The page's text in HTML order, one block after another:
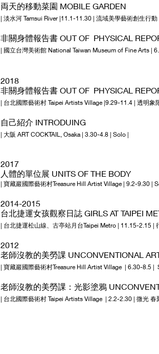
両天的移動菜園 MOBILE GARDEN
| 淡水河 Tamsui River |11.1-11.30 | 流域美學藝術創生行
非關身體報告書 OUT OF PHYSICAL
| 國立台灣美術館 National Taiwan Museum of Fine Arts
2018
非關身體報告書 OUT OF PHYSICAL
| 台北國際藝術村 Taipei Artists Village |9.29-11.4 | 透明象
自己紹介 INTRODUING
| 大阪 ART COCKTAIL, Osaka | 3.30-4.8 | Solo |
2017
人體的單位展 UNITS OF THE BODY
| 寶藏巖國際藝術村Treasure Hill Artist Village | 9.2-9.30 |
2014-2015
台北捷運女孩觀察日誌 GIRLS AT TAIPEI
| 台北捷運松山線、古亭站月台Taipei Metro | 11.15-2.15 |
2012
老師沒教的美勞課 UNCONVENTIONAL
| 寶藏巖國際藝術村Treasure Hill Artist Village | 6.30-8.5 |
老師沒教的美勞課：光影塗鴉
| 台北國際藝術村 Taipei Artists Village | 2.2-2.30 | 微光 春